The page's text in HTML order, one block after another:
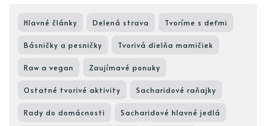
Hlavné články Delená strava Tvoríme s deťmi
Básničky a pesničky Tvorivá dielňa mamičiek
Raw a vegan Zaujímavé ponuky
Ostatné tvorivé aktivity Sacharidové raňajky
Rady do domácnosti Sacharidové hlavné jedlá